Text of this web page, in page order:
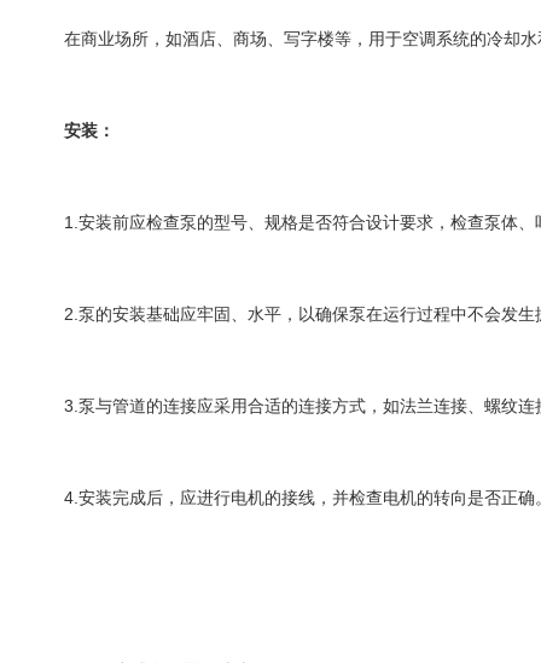
在商业场所，如酒店、商场、写字楼等，用于空调系统的冷却水
安装：
1.安装前应检查泵的型号、规格是否符合设计要求，检查泵体、
2.泵的安装基础应牢固、水平，以确保泵在运行过程中不会发生
3.泵与管道的连接应采用合适的连接方式，如法兰连接、螺纹连
4.安装完成后，应进行电机的接线，并检查电机的转向是否正确